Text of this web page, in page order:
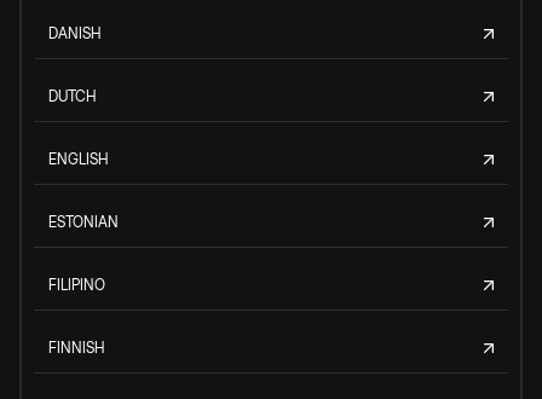
DANISH
DUTCH
ENGLISH
ESTONIAN
FILIPINO
FINNISH